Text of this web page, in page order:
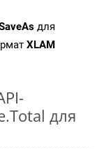
для
XLAM
для